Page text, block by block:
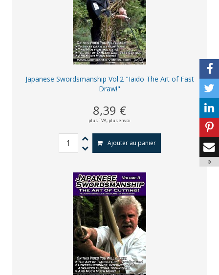
Japanese Swordsmanship Vol.2 "Iaido The Art of Fast
Draw!"
8,39 €
plus TVA, plus envoi
Ajouter au panier